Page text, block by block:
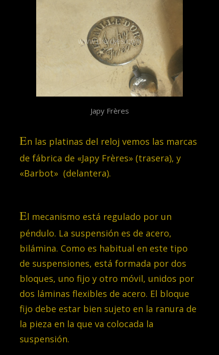
Japy Frères
En las platinas del reloj vemos las marcas
de fábrica de «Japy Frères» (trasera), y
«Barbot» (delantera).
El mecanismo está regulado por un
péndulo. La suspensión es de acero,
bilámina. Como es habitual en este tipo
de suspensiones, está formada por dos
bloques, uno fijo y otro móvil, unidos por
dos láminas flexibles de acero. El bloque
fijo debe estar bien sujeto en la ranura de
la pieza en la que va colocada la
suspensión.